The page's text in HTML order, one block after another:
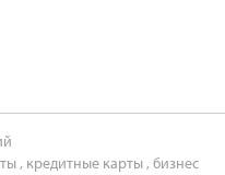
, кредитные карты,бизнес